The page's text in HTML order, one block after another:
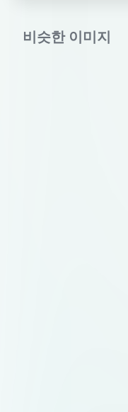
비슷한 이미지